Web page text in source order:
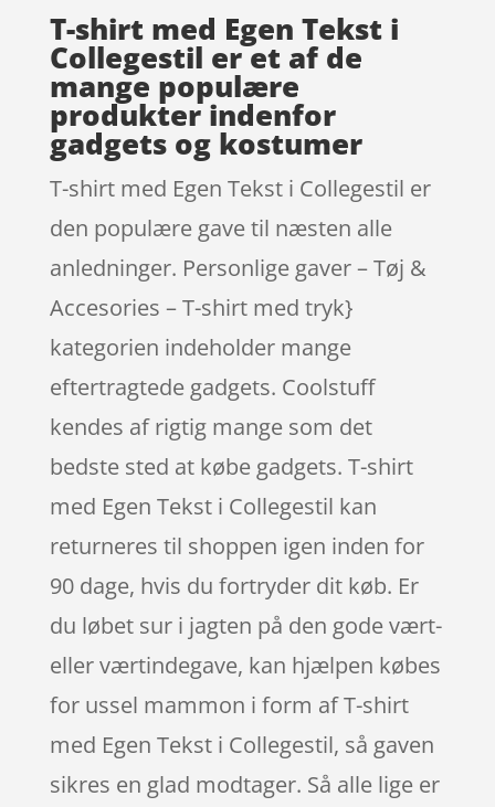
T-shirt med Egen Tekst i
Collegestil er et af de
mange populære
produkter indenfor
gadgets og kostumer
T-shirt med Egen Tekst i Collegestil er
den populære gave til næsten alle
anledninger. Personlige gaver – Tøj &
Accesories – T-shirt med tryk}
kategorien indeholder mange
eftertragtede gadgets. Coolstuff
kendes af rigtig mange som det
bedste sted at købe gadgets. T-shirt
med Egen Tekst i Collegestil kan
returneres til shoppen igen inden for
90 dage, hvis du fortryder dit køb. Er
du løbet sur i jagten på den gode vært-
eller værtindegave, kan hjælpen købes
for ussel mammon i form af T-shirt
med Egen Tekst i Collegestil, så gaven
sikres en glad modtager. Så alle lige er